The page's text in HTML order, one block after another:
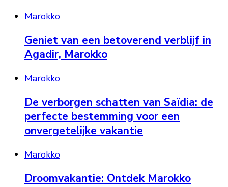
Marokko
Geniet van een betoverend verblijf in
Agadir, Marokko
Marokko
De verborgen schatten van Saïdia: de
perfecte bestemming voor een
onvergetelijke vakantie
Marokko
Droomvakantie: Ontdek Marokko